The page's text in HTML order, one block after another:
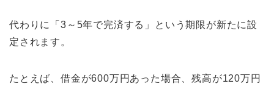
代わりに「3～5年で完済する」という期限が新たに設
定されます。
たとえば、借金が600万円あった場合、残高が120万円